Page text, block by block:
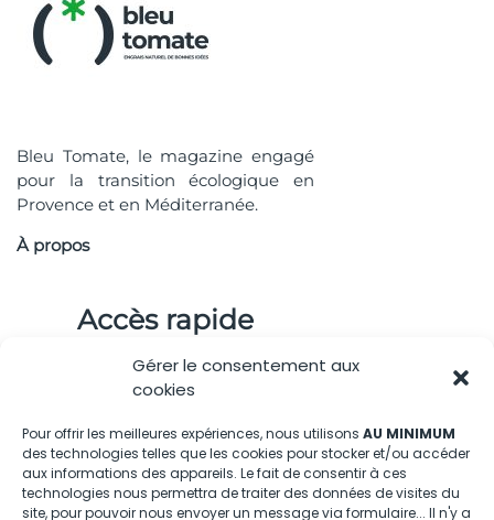
Gérer le consentement aux
cookies
Pour offrir les meilleures expériences, nous utilisons AU MINIMUM
des technologies telles que les cookies pour stocker et/ou accéder
aux informations des appareils. Le fait de consentir à ces
technologies nous permettra de traiter des données de visites du
site, pour pouvoir nous envoyer un message via formulaire... Il n'y a
Bleu Tomate, le magazine engagé
pour la transition écologique en
Provence et en Méditerranée.
À propos
Accès rapide
Nous contacter
04.88.08.75.28